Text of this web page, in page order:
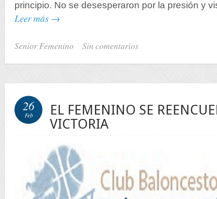
principio. No se desesperaron por la presión y
Leer más →
Senior Femenino Sin comentarios
26
Feb
EL FEMENINO SE
VICTORIA